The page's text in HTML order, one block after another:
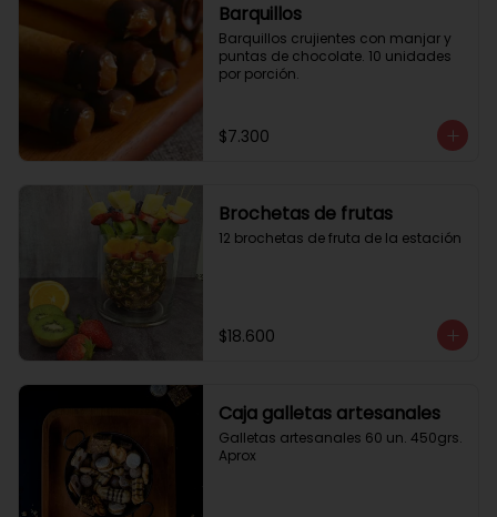
Barquillos
Barquillos crujientes con manjar y
puntas de chocolate. 10 unidades
por porción.
$7.300
Brochetas de frutas
12 brochetas de fruta de la estación
$18.600
Caja galletas artesanales
Galletas artesanales 60 un. 450grs.
Aprox